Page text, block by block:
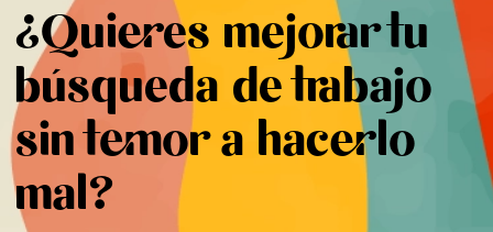
¿Quieres mejorar tu
búsqueda de trabajo
sin temor a hacerlo
mal?